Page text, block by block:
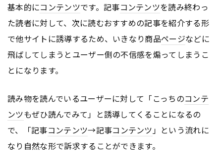
基本的にコンテンツです。記事コンテンツを読み終わっ
た読者に対して、次に読むおすすめの記事を紹介する形
で他サイトに誘導するため、いきなり商品ページなどに
飛ばしてしまうとユーザー側の不信感を煽ってしまうこ
とになります。
読み物を読んでいるユーザーに対して「こっちのコンテ
ンツもぜひ読んでみて」と誘導してくることになるの
で、「記事コンテンツ→記事コンテンツ 」という流れに
なり自然な形で訴求することができます。